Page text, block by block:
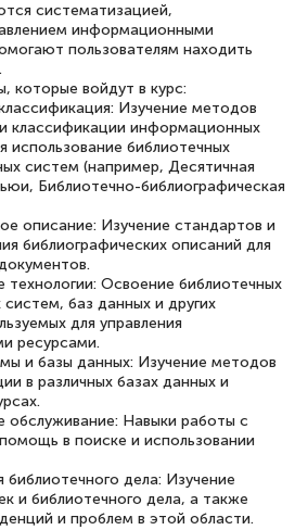
2 уровня
2026
Академии! Грамотное,
Всё чётко и
повышение
Ещё раз - СПАСИБО!
5 уровня
2026
Я прошла курс
по
систематизацией,
информационными
пользователям находить
которые войдут в курс:
Изучение методов
классификации информационных
использование библиотечных
систем (например, Десятичная
Библиотечно-библиографическая
описание: Изучение стандартов и
библиографических описаний для
Освоение библиотечных
баз данных и других
для управления
ресурсами.
и базы данных: Изучение методов
в различных базах данных и
Навыки работы с
в поиске и использовании
дела: Изучение
и библиотечного дела, а также
и проблем в этой области.